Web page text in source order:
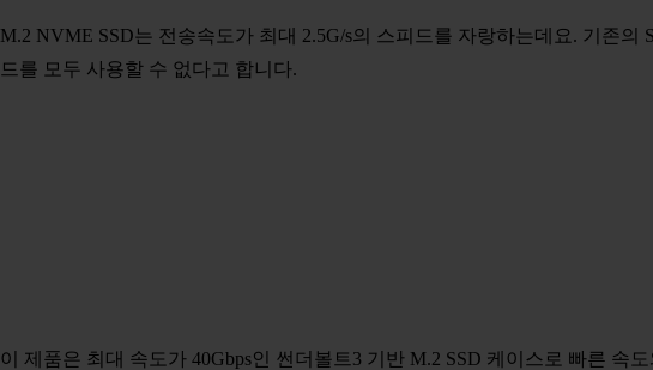
M.2 NVME SSD는 전송속도가 최대 2.5G/s의 스피드를 자랑하는데요. 기존
드를 모두 사용할 수 없다고 합니다.
이 제품은 최대 속도가 40Gbps인 썬더볼트3 기반 M.2 SSD 케이스로 빠른